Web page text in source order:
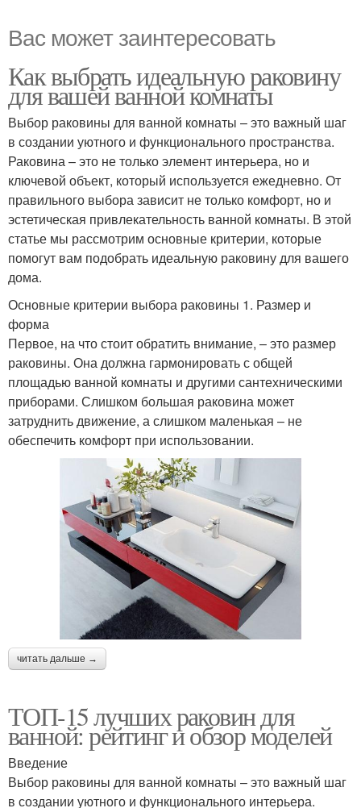
Вас может заинтересовать
Как выбрать идеальную раковину
для вашей ванной комнаты
Выбор раковины для ванной комнаты – это важный шаг
в создании уютного и функционального пространства.
Раковина – это не только элемент интерьера, но и
ключевой объект, который используется ежедневно. От
правильного выбора зависит не только комфорт, но и
эстетическая привлекательность ванной комнаты. В этой
статье мы рассмотрим основные критерии, которые
помогут вам подобрать идеальную раковину для вашего
дома.
Основные критерии выбора раковины 1. Размер и
форма
Первое, на что стоит обратить внимание, – это размер
раковины. Она должна гармонировать с общей
площадью ванной комнаты и другими сантехническими
приборами. Слишком большая раковина может
затруднить движение, а слишком маленькая – не
обеспечить комфорт при использовании.
читать дальше →
ТОП-15 лучших раковин для
ванной: рейтинг и обзор моделей
Введение
Выбор раковины для ванной комнаты – это важный шаг
в создании уютного и функционального интерьера.